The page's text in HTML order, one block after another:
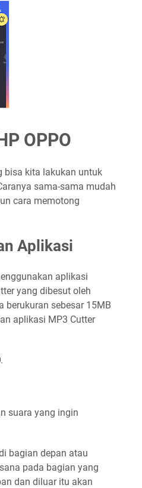
OPPO
bisa kita lakukan untuk
sama-sama mudah
cara memotong
Aplikasi
aplikasi
yang dibesut oleh
berukuran sebesar 15MB
aplikasi MP3 Cutter
suara yang ingin
bagian depan atau
pada bagian yang
dan diluar itu akan